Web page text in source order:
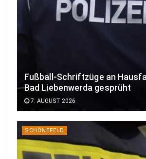
Fußball-Schriftzüge an
Bad Liebenwerda gesprüht
7. AUGUST 2026
SCHÖNEFELD